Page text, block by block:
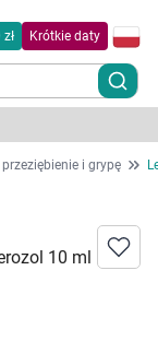
Krótkie daty
przeziębienie i grypę